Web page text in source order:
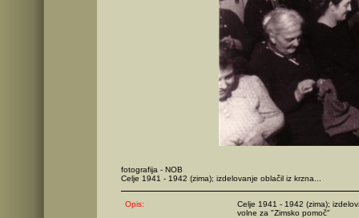
fotografija - NOB
Celje 1941 - 1942 (zima); izdelovanje oblačil iz krzna...
Opis:
Celje 1941 - 1942 (zima);
volne za "Zimsko pomoč"